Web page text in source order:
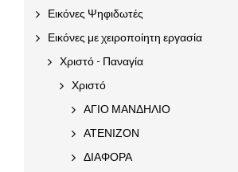
Εικόνες Ψηφιδωτές
Εικόνες με χειροποίητη εργασία
Χριστό - Παναγία
Χριστό
ΑΓΙΟ ΜΑΝΔΗΛΙΟ
ΑΤΕΝΙΖΟΝ
ΔΙΑΦΟΡΑ